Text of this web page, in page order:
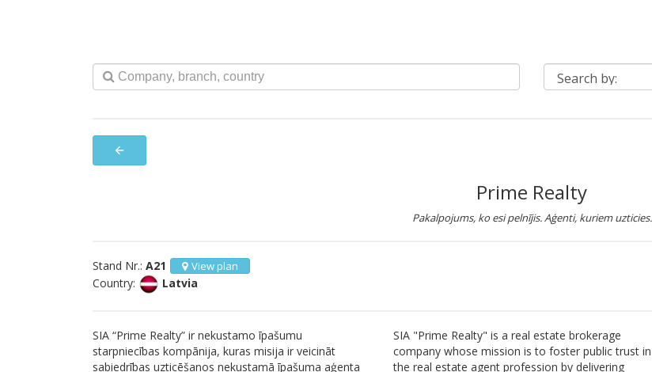
arrow_back
Prime Realty
Pakalpojums, ko esi pelnījis. Aģenti, kuriem uzticies.
Stand Nr.: A21 View plan
Country: Latvia
SIA “Prime Realty” ir nekustamo īpašumu
starpniecības kompānija, kuras misija ir veicināt
sabiedrības uzticēšanos nekustamā īpašuma aģenta
SIA "Prime Realty" is a real estate brokerage
company whose mission is to foster public trust in
the real estate agent profession by delivering